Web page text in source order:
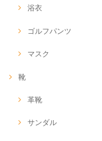
浴衣
ゴルフパンツ
マスク
靴
革靴
サンダル